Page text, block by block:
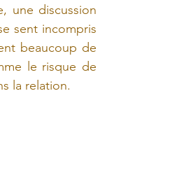
une discussion
sent incompris
beaucoup de
le risque de
la relation.